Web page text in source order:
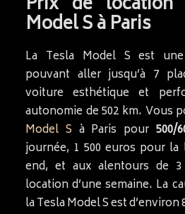
Model S à Paris
La Tesla Model S est
pouvant aller jusqu’à 7
voiture esthétique et
autonomie de 502 km. Vous
Model Sà Paris pour 500/
journée, 1 500 euros pour la
end, et aux alentours de
location d’une semaine. La
la Tesla Model S est d’environ